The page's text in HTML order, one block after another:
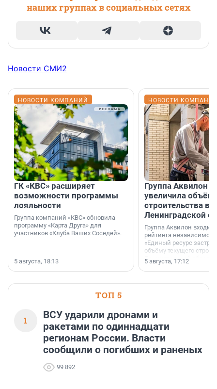
наших группах в социальных сетях
Новости СМИ2
НОВОСТИ КОМПАНИЙ
ГК «КВС» расширяет
возможности программы
лояльности
Группа компаний «КВС» обновила
программу «Карта Друга» для
участников «Клуба Ваших Соседей».
5 августа, 18:13
НОВОСТИ
Группа Аквилон
увеличила объём
строительства в
Ленинградской
Группа Аквилон входит
рейтинга независимого
«Единый ресурс
объёму текущего
Ленинградской
время компания
185 429 кв. метров
больше, чем в 1
5 августа, 17:12
ТОП 5
1
ВСУ ударили дронами и
ракетами по одиннадцати
регионам России. Власти
сообщили о погибших и раненых
99 892